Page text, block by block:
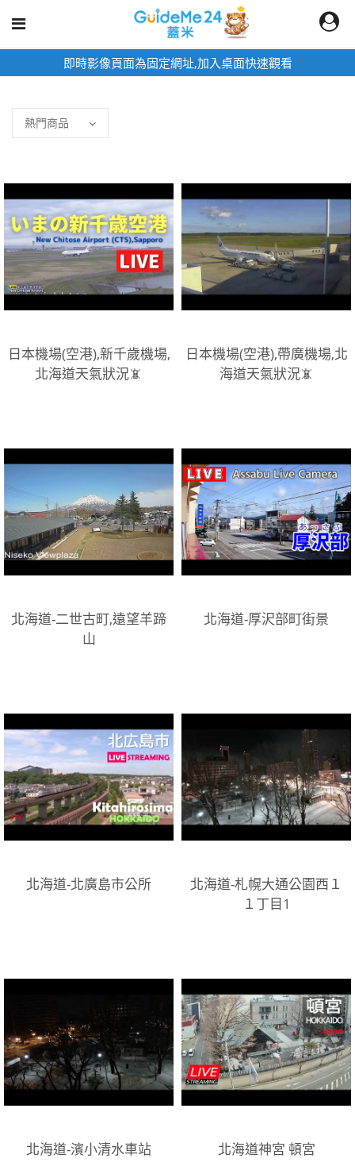
即時影像頁面為固定網址,加入桌面快速觀看
日本機場(空港),新千歲機場,
北海道天氣狀況📵
日本機場(空港),帶廣機場,北
海道天氣狀況📵
北海道-二世古町,遠望羊蹄
山
北海道-厚沢部町街景
北海道-北廣島市公所
北海道-札幌大通公園西１
１丁目1
北海道-濱小清水車站 北海道神宮 頓宮